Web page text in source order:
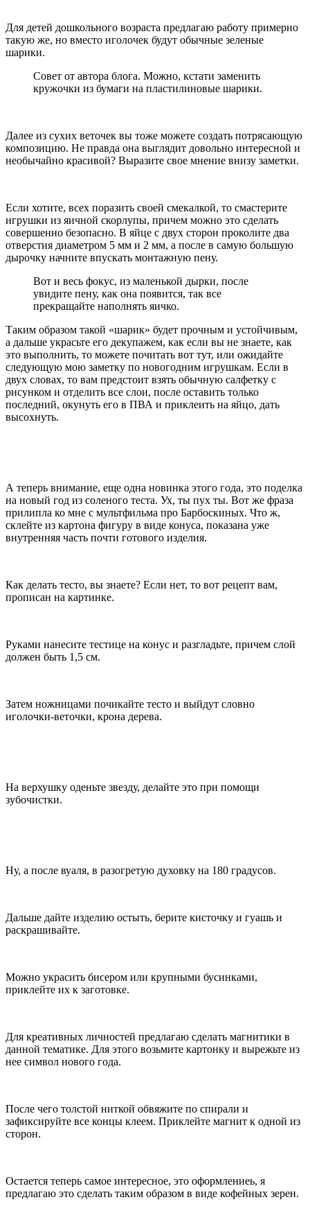
Для детей дошкольного возраста предлагаю работу примерно
такую же, но вместо иголочек будут обычные зеленые
шарики.
Совет от автора блога. Можно, кстати заменить
кружочки из бумаги на пластилиновые шарики.
Далее из сухих веточек вы тоже можете создать потрясающую
композицию. Не правда она выглядит довольно интересной и
необычайно красивой? Выразите свое мнение внизу заметки.
Если хотите, всех поразить своей смекалкой, то смастерите
игрушки из яичной скорлупы, причем можно это сделать
совершенно безопасно. В яйце с двух сторон проколите два
отверстия диаметром 5 мм и 2 мм, а после в самую большую
дырочку начните впускать монтажную пену.
Вот и весь фокус, из маленькой дырки, после
увидите пену, как она появится, так все
прекращайте наполнять яичко.
Таким образом такой «шарик» будет прочным и устойчивым,
а дальше украсьте его декупажем, как если вы не знаете, как
это выполнить, то можете почитать вот тут, или ожидайте
следующую мою заметку по новогодним игрушкам. Если в
двух словах, то вам предстоит взять обычную салфетку с
рисунком и отделить все слои, после оставить только
последний, окунуть его в ПВА и приклеить на яйцо, дать
высохнуть.
А теперь внимание, еще одна новинка этого года, это поделка
на новый год из соленого теста. Ух, ты пух ты. Вот же фраза
прилипла ко мне с мультфильма про Барбоскиных. Что ж,
склейте из картона фигуру в виде конуса, показана уже
внутренняя часть почти готового изделия.
Как делать тесто, вы знаете? Если нет, то вот рецепт вам,
прописан на картинке.
Руками нанесите тестице на конус и разгладьте, причем слой
должен быть 1,5 см.
Затем ножницами почикайте тесто и выйдут словно
иголочки-веточки, крона дерева.
На верхушку оденьте звезду, делайте это при помощи
зубочистки.
Ну, а после вуаля, в разогретую духовку на 180 градусов.
Дальше дайте изделию остыть, берите кисточку и гуашь и
раскрашивайте.
Можно украсить бисером или крупными бусинками,
приклейте их к заготовке.
Для креативных личностей предлагаю сделать магнитики в
данной тематике. Для этого возьмите картонку и вырежьте из
нее символ нового года.
После чего толстой ниткой обвяжите по спирали и
зафиксируйте все концы клеем. Приклейте магнит к одной из
сторон.
Остается теперь самое интересное, это оформлениеь, я
предлагаю это сделать таким образом в виде кофейных зерен.